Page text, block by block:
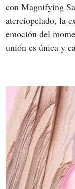
con Magnifying
aterciopelado, la
emoción del
unión es única y